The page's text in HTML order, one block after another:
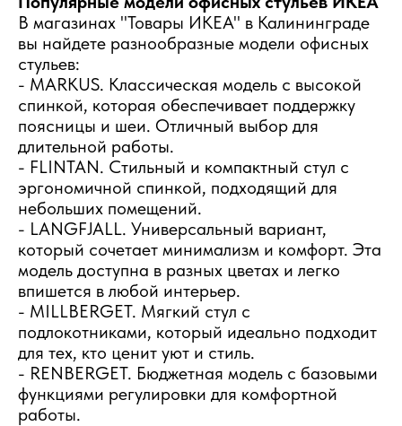
В магазинах "Товары ИКЕА" в Калининграде
вы найдете разнообразные модели офисных
стульев:
- MARKUS. Классическая модель с высокой
спинкой, которая обеспечивает поддержку
поясницы и шеи. Отличный выбор для
длительной работы.
- FLINTAN. Стильный и компактный стул с
эргономичной спинкой, подходящий для
небольших помещений.
- LANGFJALL. Универсальный вариант,
который сочетает минимализм и комфорт. Эта
модель доступна в разных цветах и легко
впишется в любой интерьер.
- MILLBERGET. Мягкий стул с
подлокотниками, который идеально подходит
для тех, кто ценит уют и стиль.
- RENBERGET. Бюджетная модель с базовыми
функциями регулировки для комфортной
работы.